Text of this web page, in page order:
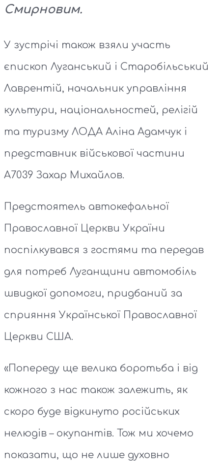
Смирновим.
У зустрічі також взяли участь
єпископ Луганський і Старобільський
Лаврентій, начальник управління
культури, національностей, релігій
та туризму ЛОДА Аліна Адамчук і
представник військової частини
А7039 Захар Михайлов.
Предстоятель автокефальної
Православної Церкви України
поспілкувався з гостями та передав
для потреб Луганщини автомобіль
швидкої допомоги, придбаний за
сприяння Української Православної
Церкви США.
«Попереду ще велика боротьба і від
кожного з нас також залежить, як
скоро буде відкинуто російських
нелюдів – окупантів. Тож ми хочемо
показати, що не лише духовно